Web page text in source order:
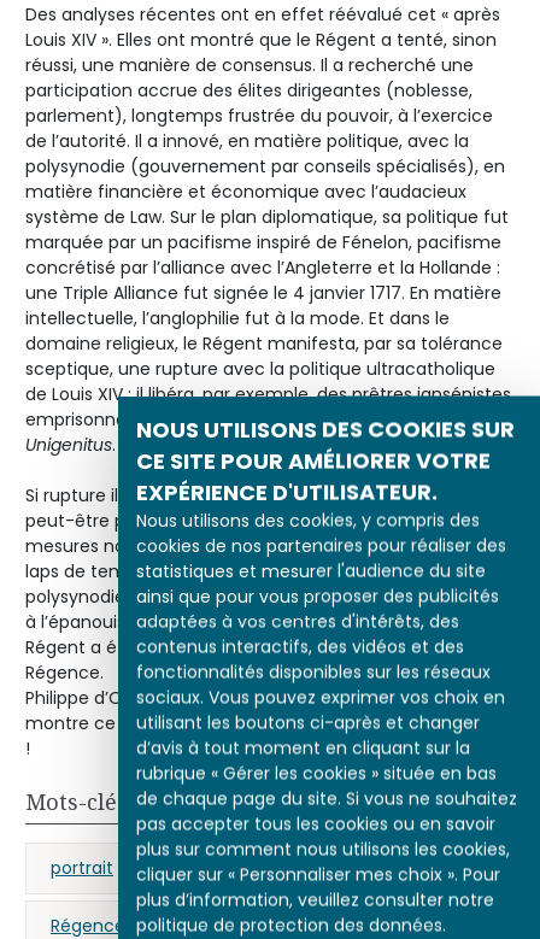
NOUS UTILISONS DES COOKIES SUR
CE SITE POUR AMÉLIORER VOTRE
EXPÉRIENCE D'UTILISATEUR.
Nous utilisons des cookies, y compris des
cookies de nos partenaires pour réaliser des
statistiques et mesurer l'audience du site
ainsi que pour vous proposer des publicités
adaptées à vos centres d'intérêts, des
contenus interactifs, des vidéos et des
fonctionnalités disponibles sur les réseaux
sociaux. Vous pouvez exprimer vos choix en
utilisant les boutons ci-après et changer
d’avis à tout moment en cliquant sur la
rubrique « Gérer les cookies » située en bas
de chaque page du site. Si vous ne souhaitez
pas accepter tous les cookies ou en savoir
plus sur comment nous utilisons les cookies,
cliquer sur « Personnaliser mes choix ». Pour
plus d’information, veuillez consulter notre
politique de protection des données.
Des analyses récentes ont en effet réévalué cet « après
Louis XIV ». Elles ont montré que le Régent a tenté, sinon
réussi, une manière de consensus. Il a recherché une
participation accrue des élites dirigeantes (noblesse,
parlement), longtemps frustrée du pouvoir, à l’exercice
de l’autorité. Il a innové, en matière politique, avec la
polysynodie (gouvernement par conseils spécialisés), en
matière financière et économique avec l’audacieux
système de Law. Sur le plan diplomatique, sa politique fut
marquée par un pacifisme inspiré de Fénelon, pacifisme
concrétisé par l’alliance avec l’Angleterre et la Hollande :
une Triple Alliance fut signée le 4 janvier 1717. En matière
intellectuelle, l’anglophilie fut à la mode. Et dans le
domaine religieux, le Régent manifesta, par sa tolérance
sceptique, une rupture avec la politique ultracatholique
de Louis XIV : il libéra, par exemple, des prêtres jansénistes
emprisonnés à la suite de l’application de la bulle
Unigenitus.
Si rupture il y eut par rapport au règne de Louis XIV, c’est
peut-être précisément dans cette accumulation de
mesures nouvelles décidées et appliquées en un si court
laps de temps. Alexandre Dupilet émet l’hypothèse que la
polysynodie constituait un système précisément propre
à l’épanouissement d’un « esprit de réforme ». Et que le
Régent a été, finalement, le premier réformateur de la
Régence.
Philippe d’Orléans fut bien, effectivement, comme le
montre ce tableau, un guerrier, mais un guerrier politique
!
Mots-clés
portrait Orléans (d’) Louis XV
Régence monarchie absolue